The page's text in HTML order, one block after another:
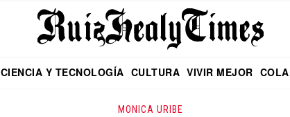
CIENCIA Y TECNOLOGÍA CULTURA VIVIR MEJOR
MONICA URIBE